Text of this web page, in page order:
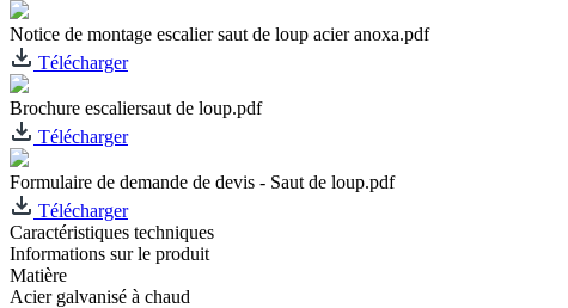
Notice de montage escalier saut de loup acier anoxa.pdf
Télécharger
Brochure escaliersaut de loup.pdf
Télécharger
Formulaire de demande de devis - Saut de loup.pdf
Télécharger
Caractéristiques techniques
Informations sur le produit
Matière
Acier galvanisé à chaud